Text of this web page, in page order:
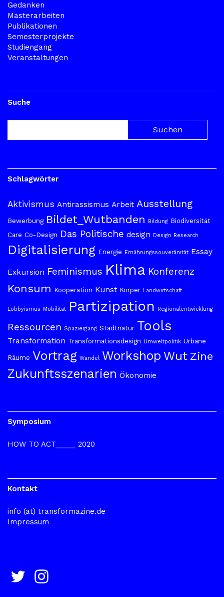
Gedanken
Masterarbeiten
Publikationen
Semesterprojekte
Studiengang
Veranstaltungen
Suche
Schlagwörter
Aktivismus Antirassismus Arbeit Ausstellung
Bewerbung Bildet_Wutbanden Bildung Biodiversität
Care Co-Design Das Politische design Design Research
Digitalisierung Energie Ernährungssouveränität Essay
Exkursion Feminismus Klima Konferenz
Konsum Kooperation Kunst Körper Landwirtschaft
Lobbyismus Mobilität Partizipation Regionalentwicklung
Ressourcen Spaziergang Stadtnatur Tools
Transformation Transformationsdesign Umweltpolitik Urbane
Räume Vortrag Wandel Workshop Wut Zine
Zukunftsszenarien Ökonomie
Symposium
HOW TO ACT_____ 2020
Kontakt
info (at) transformazine.de
Impressum